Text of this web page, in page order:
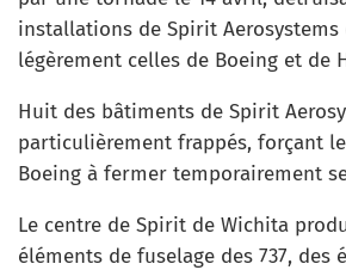
installations de Spirit
légèrement celles de Boeing et de
Huit des bâtiments de Spirit
particulièrement frappés, forçant
Boeing à fermer temporairement
Le centre de Spirit de Wichita
éléments de fuselage des 737, des